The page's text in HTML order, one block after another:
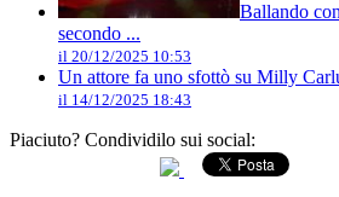
Ballando
secondo ...
il 20/12/2025 10:53
Un attore fa uno sfottò su Milly
il 14/12/2025 18:43
Piaciuto? Condividilo sui social: